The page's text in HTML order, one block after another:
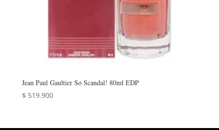
Jean Paul Gaultier So Scandal! 80ml EDP
$ 519.900